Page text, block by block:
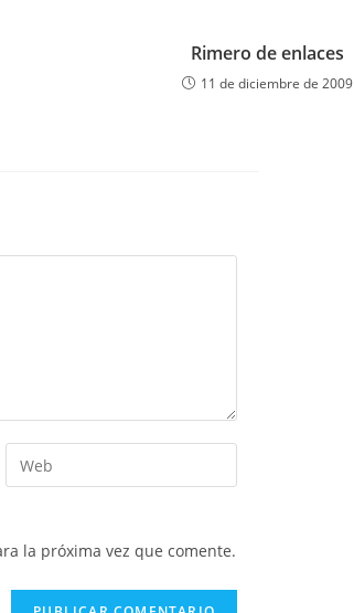
Rimero de enlaces
11 de diciembre de 2009
Introduce
la
web
la próxima vez que comente.